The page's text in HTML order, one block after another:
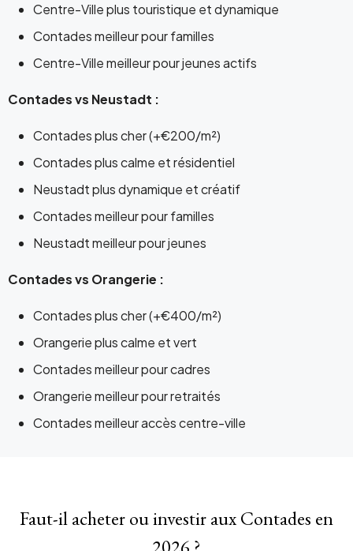
Centre-Ville plus touristique et dynamique
Contades meilleur pour familles
Centre-Ville meilleur pour jeunes actifs
Contades vs Neustadt :
Contades plus cher (+€200/m²)
Contades plus calme et résidentiel
Neustadt plus dynamique et créatif
Contades meilleur pour familles
Neustadt meilleur pour jeunes
Contades vs Orangerie :
Contades plus cher (+€400/m²)
Orangerie plus calme et vert
Contades meilleur pour cadres
Orangerie meilleur pour retraités
Contades meilleur accès centre-ville
Faut-il acheter ou investir aux Contades en